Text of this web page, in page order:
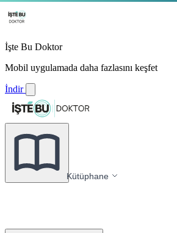
İşte Bu Doktor
Mobil uygulamada daha fazlasını keşfet
İndir
Kütüphane